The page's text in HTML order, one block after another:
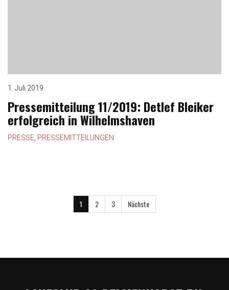
1. Juli 2019
Pressemitteilung 11/2019: Detlef Bleiker
erfolgreich in Wilhelmshaven
PRESSE PRESSEMITTEILUNGEN
1 2 3 Nächste